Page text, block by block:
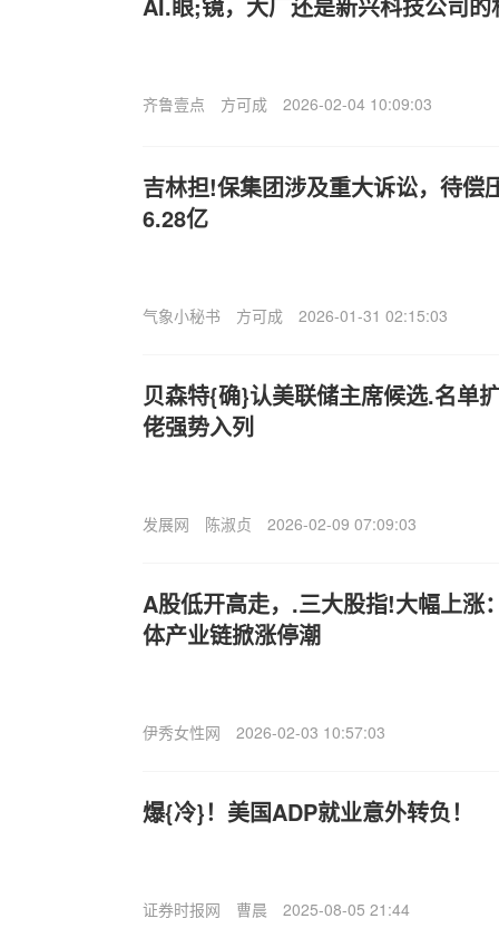
齐鲁壹点 方可成 2026-02-04 10:09:03
吉林担!保集团涉及重大诉讼，待偿
6.28亿
气象小秘书 方可成 2026-01-31 02:15:03
贝森特{确}认美联储主席候选.名单
佬强势入列
发展网 陈淑贞 2026-02-09 07:09:03
A股低开高走，.三大股指!大幅上涨
体产业链掀涨停潮
伊秀女性网 2026-02-03 10:57:03
爆{冷}！美国ADP就业意外转负！
证券时报网 曹晨 2025-08-05 21:44